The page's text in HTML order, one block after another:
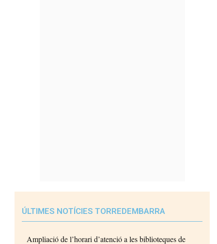
ÚLTIMES NOTÍCIES TORREDEMBARRA
Ampliació de l’horari d’atenció a les biblioteques de